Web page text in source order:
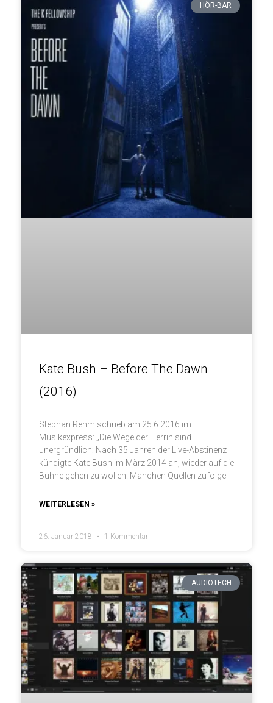
HÖR-BAR
Kate Bush – Before The Dawn
(2016)
Stephan Rehm schrieb am 25.6.2016 im
Musikexpress: „Die Wege der Herrin sind
unergründlich: Nach 35 Jahren der Live-Abstinenz
kündigte Kate Bush im März 2014 an, wieder auf die
Bühne gehen zu wollen. Manchen Quellen zufolge
WEITERLESEN »
26. Januar 2018 1 Kommentar
AUDIOTECH